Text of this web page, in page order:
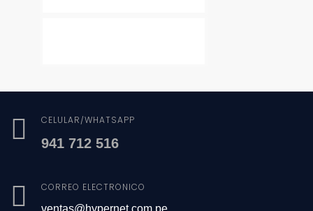
CELULAR/WHATSAPP
941 712 516
CORREO ELECTRÓNICO
ventas@hypernet.com.pe